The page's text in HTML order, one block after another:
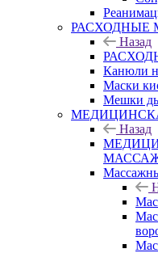
РАСХОДНЫЕ
Назад
Канюли
Маски
Мешки
Назад